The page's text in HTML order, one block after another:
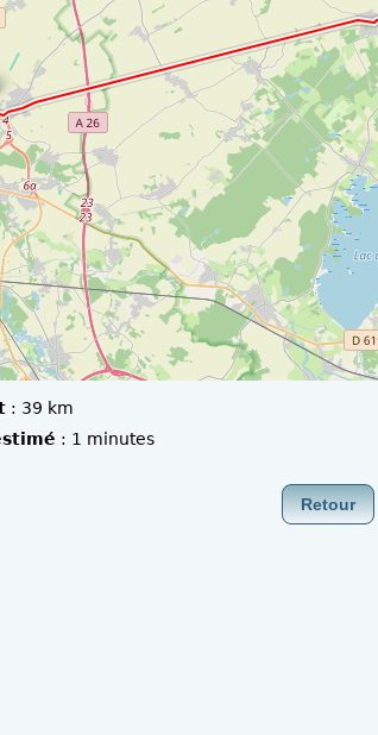
: 39 km
: 1 minutes
Retour